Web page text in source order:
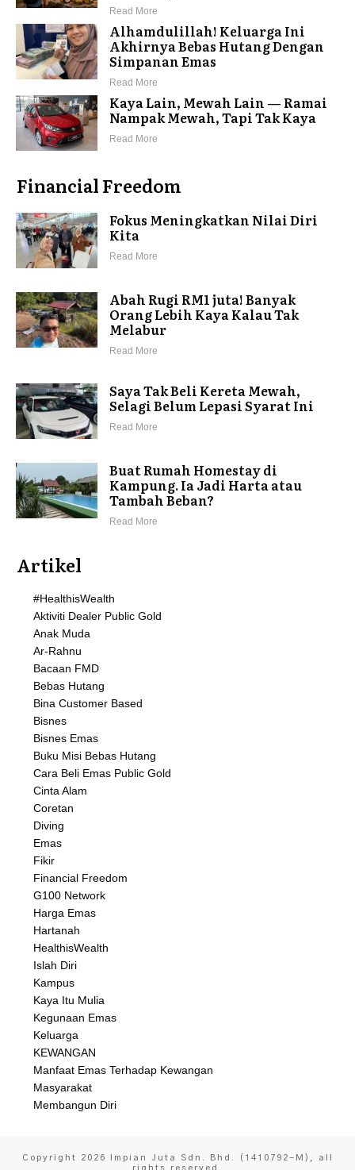
Read More
Alhamdulillah! Keluarga Ini
Akhirnya Bebas Hutang Dengan
Simpanan Emas
Read More
Kaya Lain, Mewah Lain — Ramai
Nampak Mewah, Tapi Tak Kaya
Read More
Financial Freedom
Fokus Meningkatkan Nilai Diri
Kita
Read More
Abah Rugi RM1 juta! Banyak
Orang Lebih Kaya Kalau Tak
Melabur
Read More
Saya Tak Beli Kereta Mewah,
Selagi Belum Lepasi Syarat Ini
Read More
Buat Rumah Homestay di
Kampung. Ia Jadi Harta atau
Tambah Beban?
Read More
Artikel
#HealthisWealth
Aktiviti Dealer Public Gold
Anak Muda
Ar-Rahnu
Bacaan FMD
Bebas Hutang
Bina Customer Based
Bisnes
Bisnes Emas
Buku Misi Bebas Hutang
Cara Beli Emas Public Gold
Cinta Alam
Coretan
Diving
Emas
Fikir
Financial Freedom
G100 Network
Harga Emas
Hartanah
HealthisWealth
Islah Diri
Kampus
Kaya Itu Mulia
Kegunaan Emas
Keluarga
KEWANGAN
Manfaat Emas Terhadap Kewangan
Masyarakat
Membangun Diri
Copyright 2026 Impian Juta Sdn. Bhd. (1410792-M)
, all
rights reserved.